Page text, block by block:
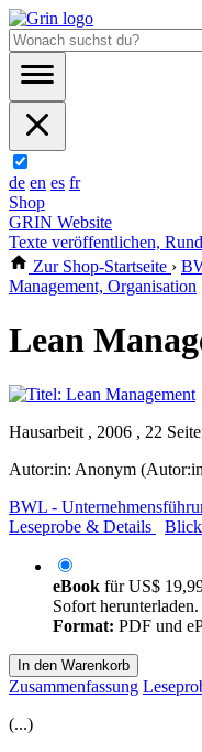
de en es fr
Shop
GRIN Website
Texte veröffentlichen,
Zur Shop-Startseite ›
Management, Organisation
Lean
Hausarbeit , 2006 , 22
Autor:in: Anonym
BWL -
Leseprobe & Details
eBook fürUS$
Sofort
Format: PDF und
In den Warenkorb
Zusammenfassung
(...)